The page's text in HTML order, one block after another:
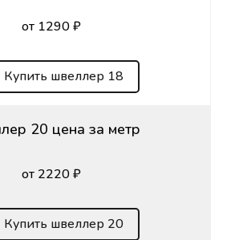
от 1290 ₽
Купить швеллер 18
20 цена за метр
от 2220 ₽
Купить швеллер 20